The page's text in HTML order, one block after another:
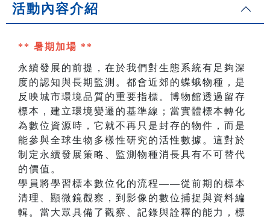
活動內容介紹
** 暑期加場 **
永續發展的前提，在於我們對生態系統有足夠深
度的認知與長期監測。都會近郊的蝶蛾物種，是
反映城市環境品質的重要指標。博物館透過留存
標本，建立環境變遷的基準線；當實體標本轉化
為數位資源時，它就不再只是封存的物件，而是
能參與全球生物多樣性研究的活性數據。這對於
制定永續發展策略、監測物種消長具有不可替代
的價值。
學員將學習標本數位化的流程——從前期的標本
清理、顯微鏡觀察，到影像的數位捕捉與資料編
輯。當大眾具備了觀察、記錄與詮釋的能力，標